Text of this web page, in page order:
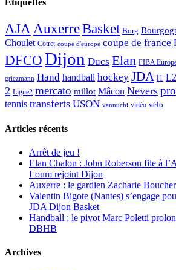
Étiquettes
AJAAuxerreBasket Borg
Choulet Cotret coupe d'europe coupe de france
DFCODijon Ducs Elan FIBA
griezmann Hand handball hockey JDA l1 L2
2 Ligue2 mercato millot Mâcon Nevers
tennis transferts USON vannuchi vidéo vélo
Articles récents
Arrêt de jeu !
Elan Chalon : John Roberson file à
Loum rejoint Dijon
Auxerre : le gardien Zacharie
Valentin Bigote (Nantes) s’engage
JDA Dijon Basket
Handball : le pivot Marc Poletti
DBHB
Archives